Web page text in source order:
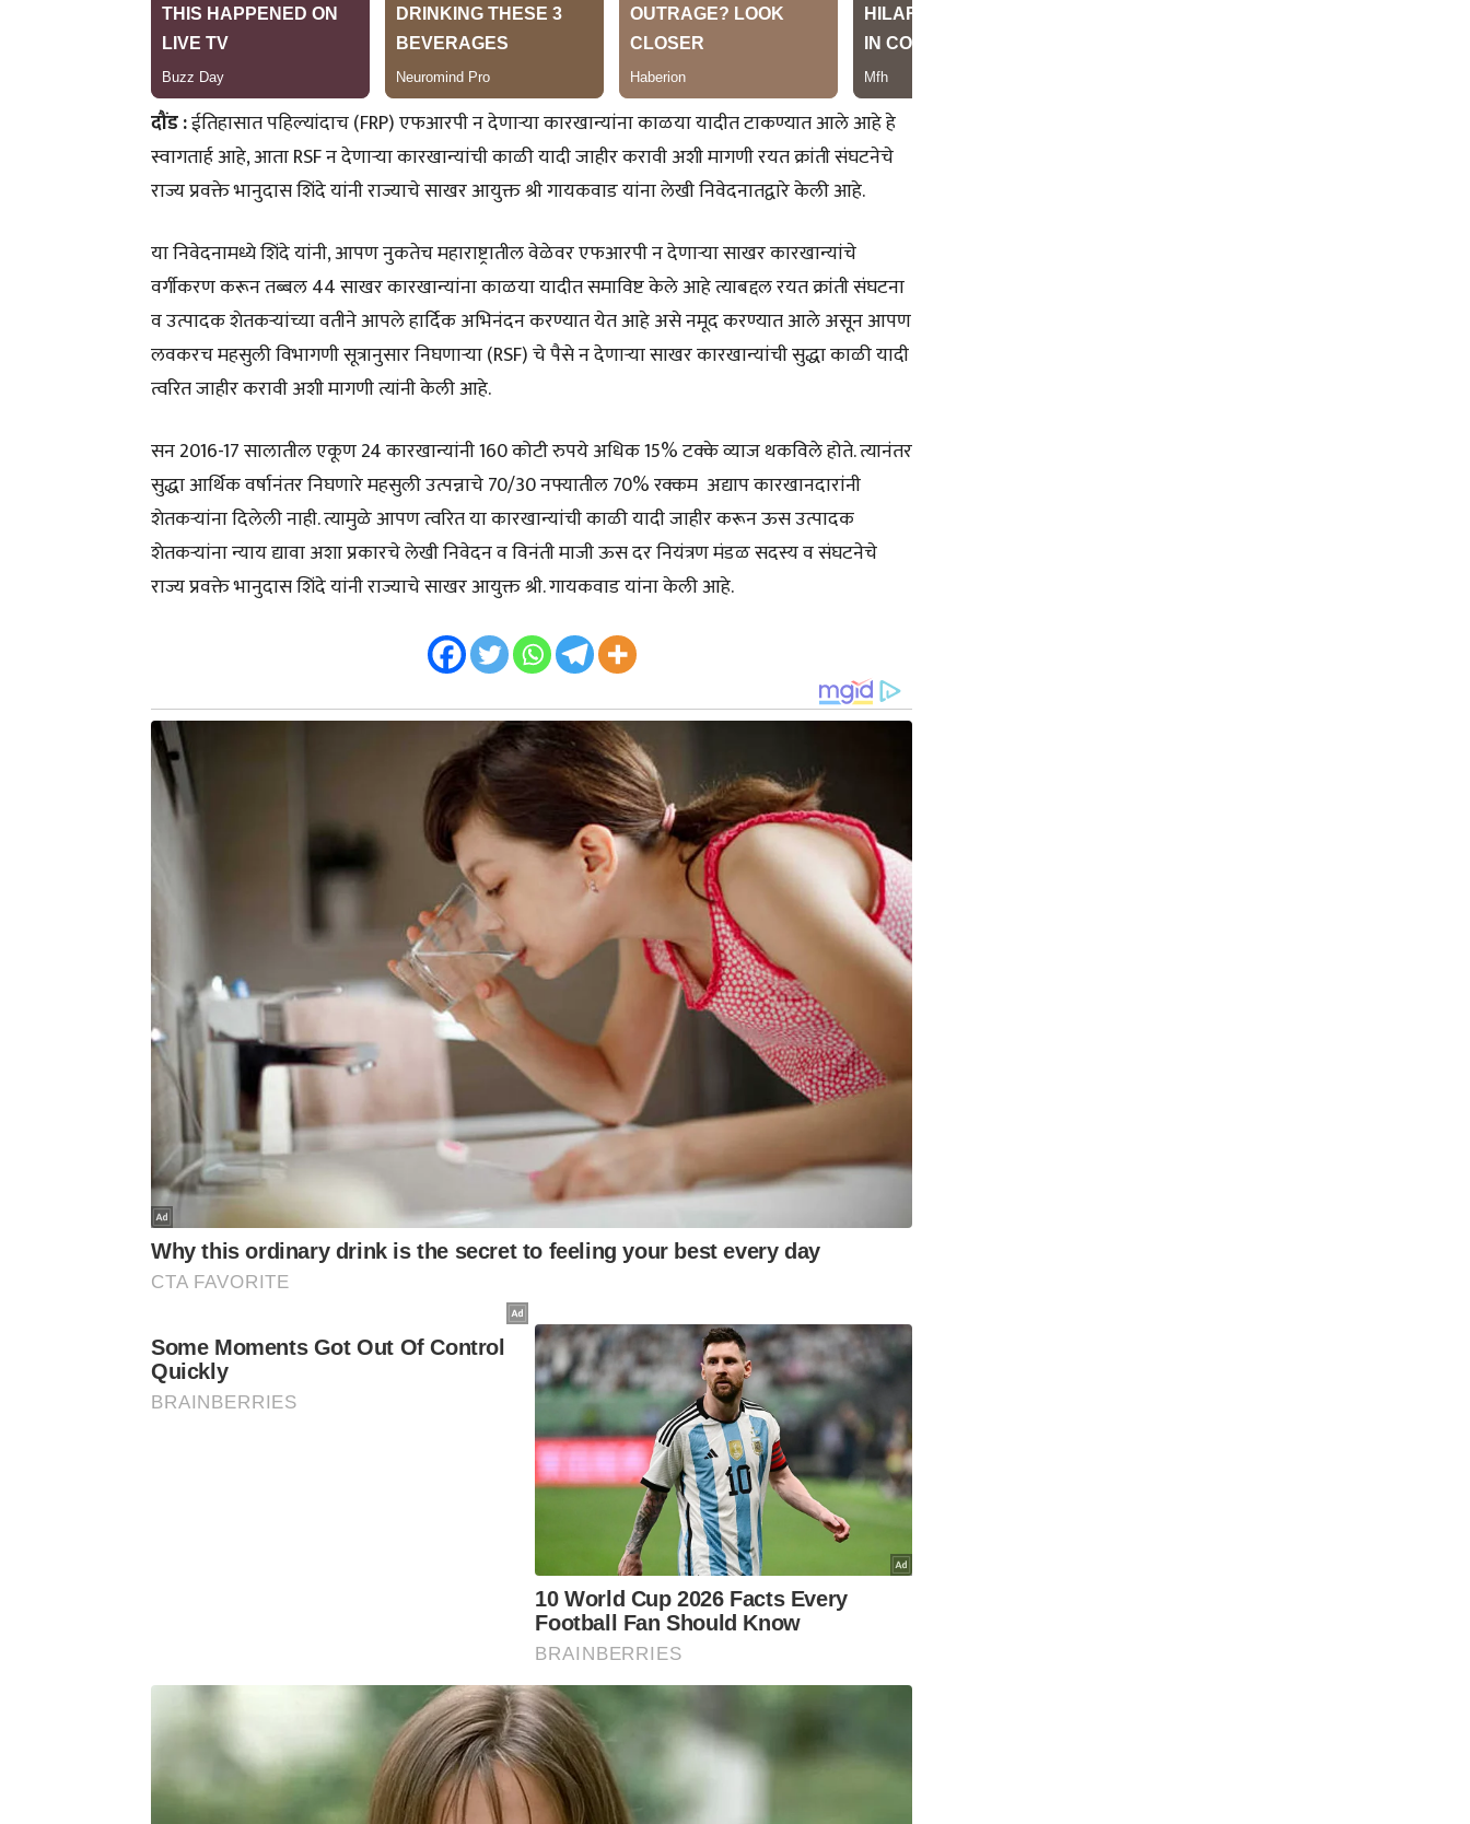
दौंड :ईतिहासात पहिल्यांदाच (FRP) एफआरपी न देणाऱ्या कारखान्यांना काळया यादीत टाकण्यात आले आहे हे
स्वागतार्ह आहे, आता RSF न देणाऱ्या कारखान्यांची काळी यादी जाहीर करावी अशी मागणी रयत क्रांती संघटनेचे
राज्य प्रवक्ते भानुदास शिंदे यांनी राज्याचे साखर आयुक्त श्री गायकवाड यांना लेखी निवेदनातद्वारे केली आहे.
या निवेदनामध्ये शिंदे यांनी, आपण नुकतेच महाराष्ट्रातील वेळेवर एफआरपी न देणाऱ्या साखर कारखान्यांचे
वर्गीकरण करून तब्बल 44 साखर कारखान्यांना काळया यादीत समाविष्ट केले आहे त्याबद्दल रयत क्रांती संघटना
व उत्पादक शेतकर्‍यांच्या वतीने आपले हार्दिक अभिनंदन करण्यात येत आहे असे नमूद करण्यात आले असून आपण
लवकरच महसुली विभागणी सूत्रानुसार निघणाऱ्या (RSF) चे पैसे न देणाऱ्या साखर कारखान्यांची सुद्धा काळी यादी
त्वरित जाहीर करावी अशी मागणी त्यांनी केली आहे.
सन 2016-17 सालातील एकूण 24 कारखान्यांनी 160 कोटी रुपये अधिक 15% टक्के व्याज थकविले होते. त्यानंतर
सुद्धा आर्थिक वर्षानंतर निघणारे महसुली उत्पन्नाचे 70/30 नफ्यातील 70% रक्कम अद्याप कारखानदारांनी
शेतकऱ्यांना दिलेली नाही. त्यामुळे आपण त्वरित या कारखान्यांची काळी यादी जाहीर करून ऊस उत्पादक
शेतकऱ्यांना न्याय द्यावा अशा प्रकारचे लेखी निवेदन व विनंती माजी ऊस दर नियंत्रण मंडळ सदस्य व संघटनेचे
राज्य प्रवक्ते भानुदास शिंदे यांनी राज्याचे साखर आयुक्त श्री. गायकवाड यांना केली आहे.